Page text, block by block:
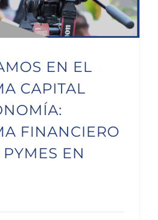
EN EL
CAPITAL
FINANCIERO
EN